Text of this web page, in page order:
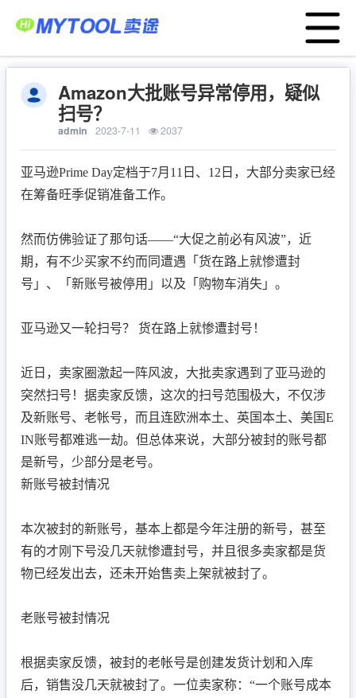
Menu
首页 POD货盘
大数据选品
应用中心
服务支持
工厂服务平台
战略合作
跨境资讯
运营模式
亚马逊ERP
TEMU半托管
关于我们
登录
免费注册
Amazon大批账号异常停用，疑似
扫号？
admin 2023-7-11 2037
亚马逊Prime Day定档于7月11日、12日，大部分卖家已经
在筹备旺季促销准备工作。
然而仿佛验证了那句话——“大促之前必有风波”，近
期，有不少买家不约而同遭遇「货在路上就惨遭封
号」、「新账号被停用」以及「购物车消失」。
亚马逊又一轮扫号？ 货在路上就惨遭封号！
近日，卖家圈激起一阵风波，大批卖家遇到了亚马逊的
突然扫号！据卖家反馈，这次的扫号范围极大，不仅涉
及新账号、老帐号，而且连欧洲本土、英国本土、美国E
IN账号都难逃一劫。但总体来说，大部分被封的账号都
是新号，少部分是老号。
新账号被封情况
本次被封的新账号，基本上都是今年注册的新号，甚至
有的才刚下号没几天就惨遭封号，并且很多卖家都是货
物已经发出去，还未开始售卖上架就被封了。
老账号被封情况
根据卖家反馈，被封的老帐号是创建发货计划和入库
后，销售没几天就被封了。一位卖家称：“一个账号成本